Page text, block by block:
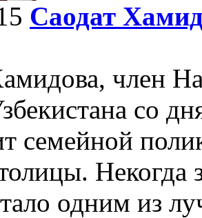
Саодат
член
со
семейной
Некогда
одним из